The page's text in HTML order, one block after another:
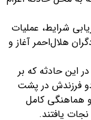
شرایط، عملیات
هلال‌احمر آغاز و
این حادثه که بر
دو فرزندش در پشت
و هماهنگی کامل
یافتند.